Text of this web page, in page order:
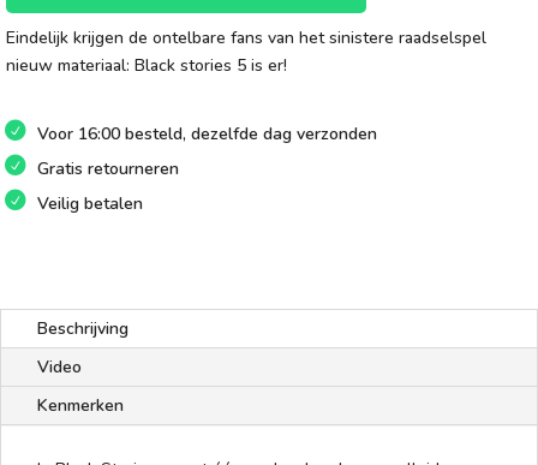
Eindelijk krijgen de ontelbare fans van het sinistere raadselspel
nieuw materiaal: Black stories 5 is er!
Voor 16:00 besteld, dezelfde dag verzonden
Gratis retourneren
Veilig betalen
Beschrijving
Video
Kenmerken